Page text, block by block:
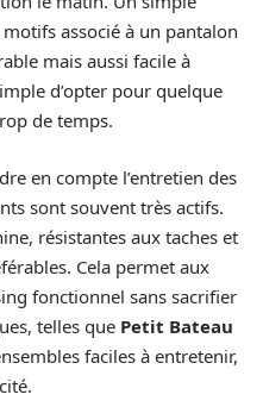
associé à un pantalon
mais aussi facile à
d’opter pour quelque
de temps.
en compte l’entretien des
sont souvent très actifs.
résistantes aux taches et
Cela permet aux
fonctionnel sans sacrifier
telles que Petit Bateau
faciles à entretenir,